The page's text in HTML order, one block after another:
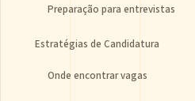
Preparação para entrevistas
Estratégias de Candidatura
Onde encontrar vagas